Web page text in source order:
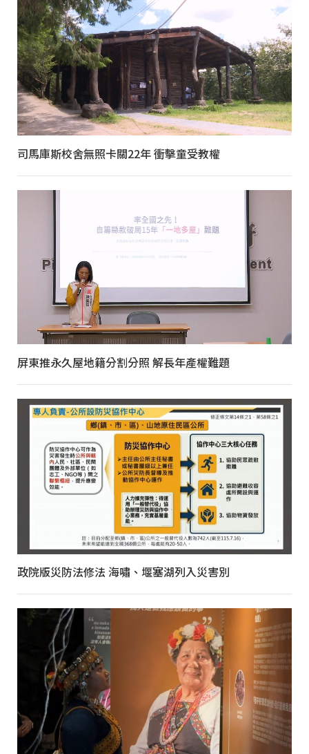
司馬庫斯校舍無照卡關22年 衝擊童受教權
屏東推永久屋地籍分割分照 解長年產權難題
政院版災防法修法 海嘯、堰塞湖列入災害別